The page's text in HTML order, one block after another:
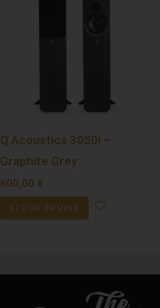
Q Acoustics 3050i –
Graphite Grey
600,00 €
STOCK ÉPUISÉ